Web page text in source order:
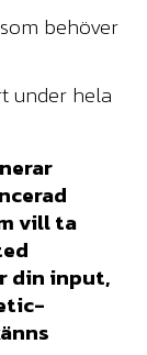
behöver
under hela
vill ta
din input,